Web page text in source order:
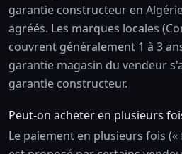
garantie constructeur en
agréés. Les marques locales
couvrent généralement 1 à 3
garantie magasin du vendeur
garantie constructeur.
Peut-on acheter en plusieurs
Le paiement en plusieurs fois